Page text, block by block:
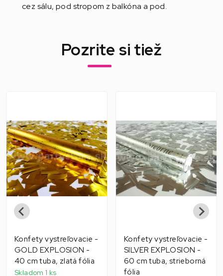
cez sálu, pod stropom z balkóna a pod.
Pozrite si tiež
Konfety vystreľovacie -
GOLD EXPLOSION -
40 cm tuba, zlatá fólia
Skladom 1 ks
Konfety vystreľovacie -
SILVER EXPLOSION -
60 cm tuba, strieborná
fólia